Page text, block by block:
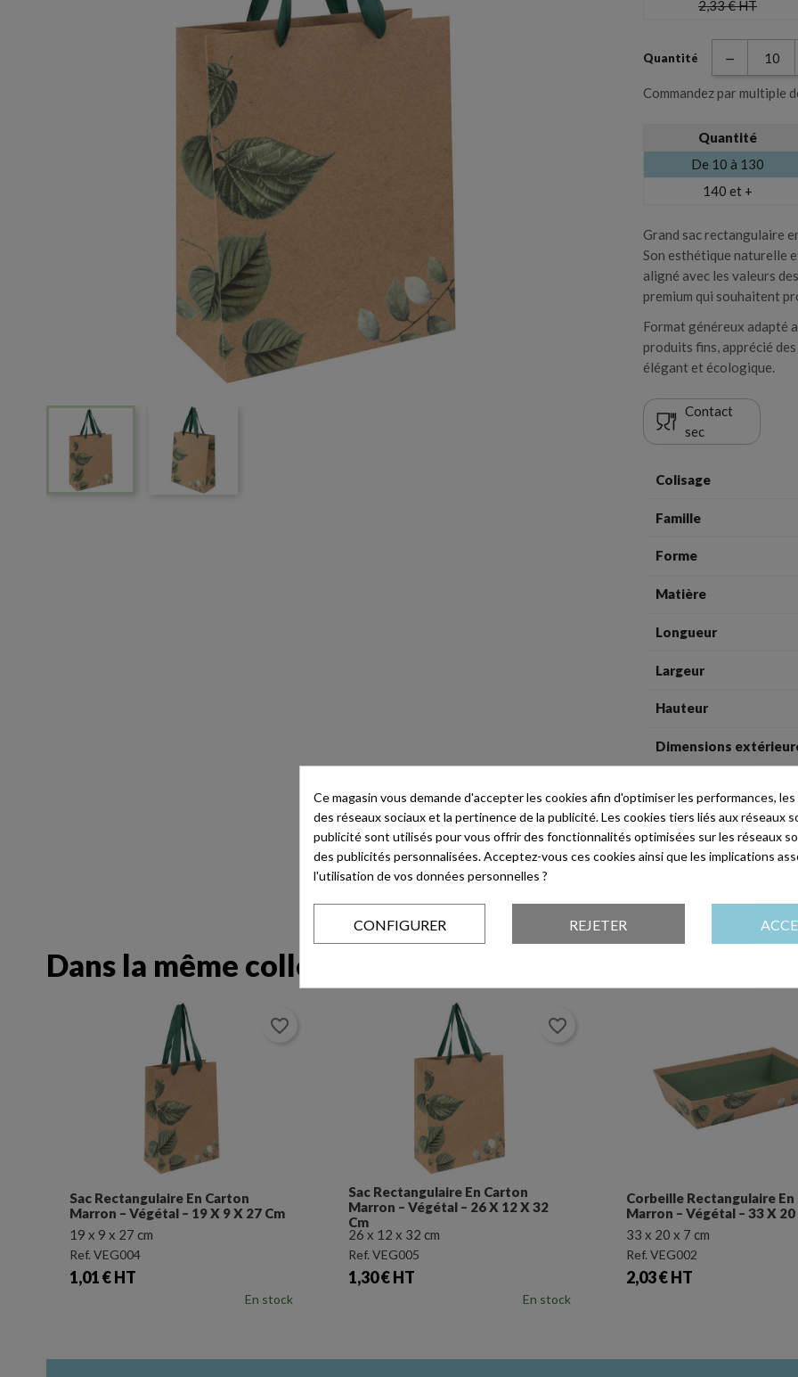
Créer une liste d'envies
Créer une liste d'envies
Vous devez être connecté pour ajouter des produits à votre liste
Connexion
Planche et plateau de
dégustation
2,33 €HT
Quantité
Commandez par multiple
Quantité
De 10 à 130
140 et +
Grand sac rectangulaire
Son esthétique naturelle
aligné avec les valeurs
premium qui souhaitent
Format généreux adapté
produits fins, apprécié
élégant et écologique.
Contact
sec
Colisage
Famille
Forme
Matière
Longueur
Largeur
Hauteur
Dimensions
Collection
Evènements
Dans la même collection
Sac Rectangulaire En Carton
Marron – Végétal – 26 X 12 X 32
Cm
26 x 12 x 32 cm
Ref. VEG005
Prix
1,30 € HT
En stock
Corbeille Rectangulaire En Carton
Marron – Végétal – 33 X 20 X 7 Cm
33 x 20 x 7 cm
Ref. VEG002
Prix
2,03 € HT
En stock
Corbeille
Marron – Végétal – 36
36 x 27 x 7 cm
Ref. VEG003
Prix
2,63 € HT
Ce magasin vous demande d'accepter les cookies afin d'optimiser les performances,
des réseaux sociaux et la pertinence de la publicité. Les cookies tiers liés aux réseaux
publicité sont utilisés pour vous offrir des fonctionnalités optimisées sur les réseaux
des publicités personnalisées. Acceptez-vous ces cookies ainsi que les implications
l'utilisation de vos données personnelles ?
CONFIGURER REJETER